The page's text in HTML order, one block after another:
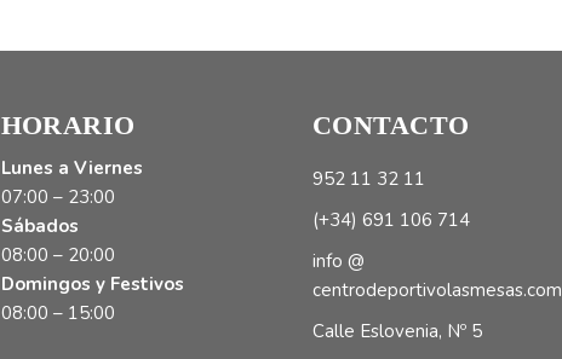
HORARIO
Lunes a Viernes
07:00 – 23:00
Sábados
08:00 – 20:00
Domingos y Festivos
08:00 – 15:00
CONTACTO
952 11 32 11
(+34) 691 106 714
info @
centrodeportivolasmesas.com
Calle Eslovenia, Nº 5